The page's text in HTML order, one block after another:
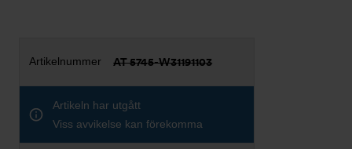
AT 5745-W31191103
Artikeln har utgått
Viss avvikelse kan förekomma